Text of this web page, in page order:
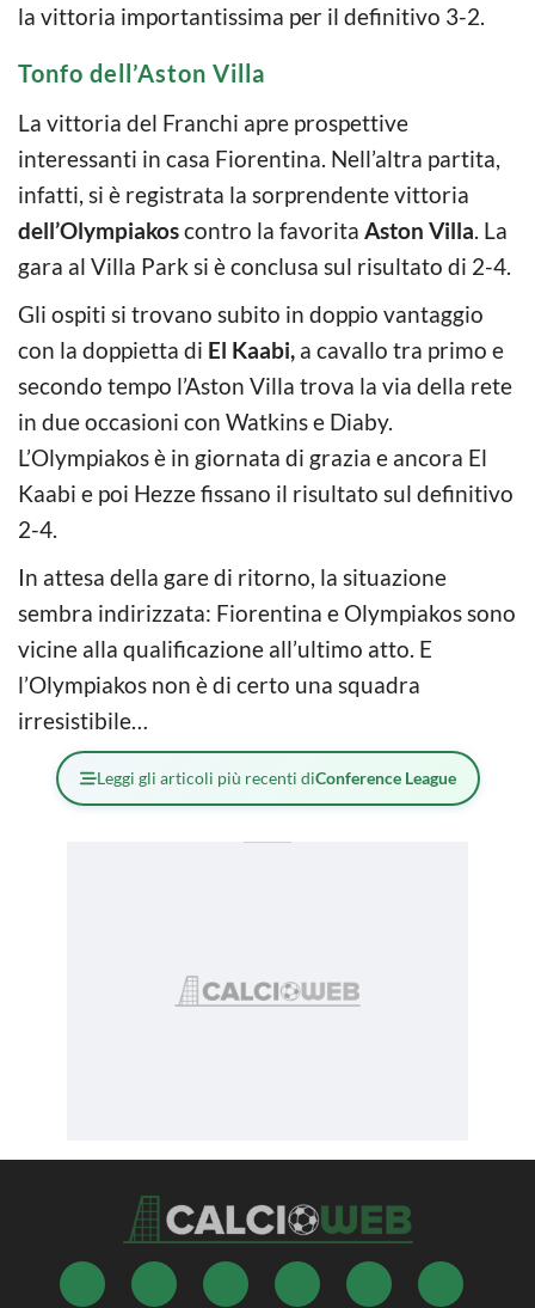
la vittoria importantissima per il definitivo 3-2.
Tonfo dell’Aston Villa
La vittoria del Franchi apre prospettive
interessanti in casa Fiorentina. Nell’altra partita,
infatti, si è registrata la sorprendente vittoria
dell’Olympiakoscontro la favorita Aston Villa. La
gara al Villa Park si è conclusa sul risultato di 2-4.
Gli ospiti si trovano subito in doppio vantaggio
con la doppietta di El Kaabi, a cavallo tra primo e
secondo tempo l’Aston Villa trova la via della rete
in due occasioni con Watkins e Diaby.
L’Olympiakos è in giornata di grazia e ancora El
Kaabi e poi Hezze fissano il risultato sul definitivo
2-4.
In attesa della gare di ritorno, la situazione
sembra indirizzata: Fiorentina e Olympiakos sono
vicine alla qualificazione all’ultimo atto. E
l’Olympiakos non è di certo una squadra
irresistibile…
Leggi gli articoli più recenti diConference League